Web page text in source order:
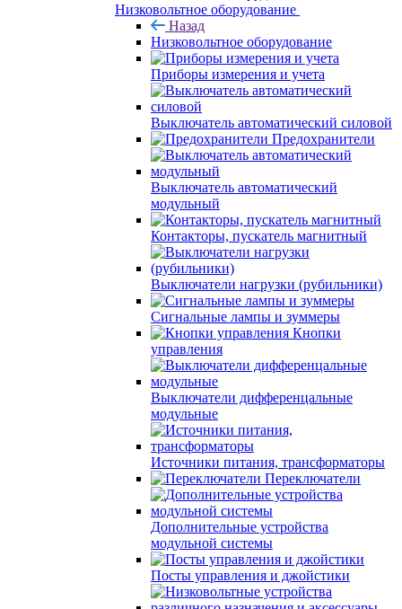
Низковольтное оборудование
Назад
Низковольтное оборудование
Приборы измерения и учета
Выключатель автоматический силовой
Предохранители
Выключатель автоматический
модульный
Контакторы, пускатель магнитный
Выключатели нагрузки (рубильники)
Сигнальные лампы и зуммеры
Кнопки
управления
Выключатели дифференцальные
модульные
Источники питания, трансформаторы
Переключатели
Дополнительные устройства
модульной системы
Посты управления и джойстики